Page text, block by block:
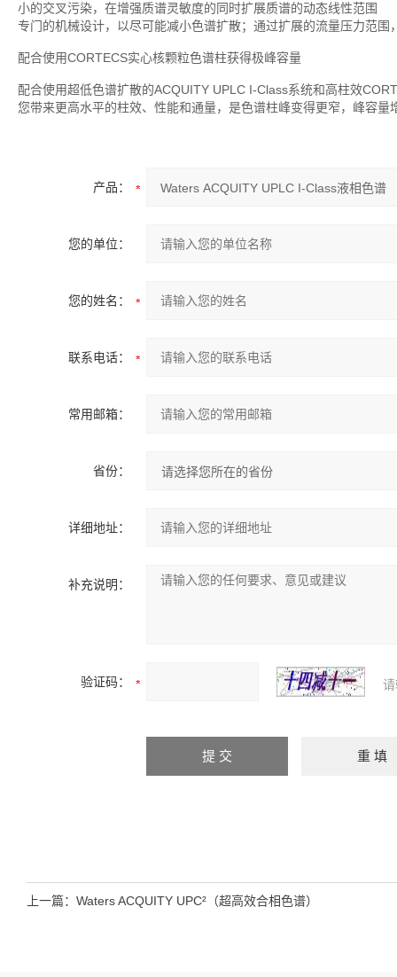
小的交叉污染，在增强质谱灵敏度的同时扩展质谱的动态线性范围
专门的机械设计，以尽可能减小色谱扩散；通过扩展的流量压力范
配合使用CORTECS实心核颗粒色谱柱获得极峰容量
配合使用超低色谱扩散的ACQUITY UPLC I-Class系统和高柱效
您带来更高水平的柱效、性能和通量，是色谱柱峰变得更窄，峰容量
产品：
您的单位：
您的姓名：
联系电话：
常用邮箱：
省份：
详细地址：
补充说明：
验证码：
上一篇： Waters ACQUITY UPC²（超高效合相色谱）